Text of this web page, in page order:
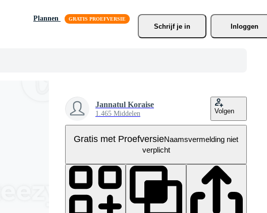
Plannen
Schrijf je in Inloggen
Jannatul Koraise
1.465 Middelen Volgen
Gratis met ProefversieNaamsvermelding niet
verplicht